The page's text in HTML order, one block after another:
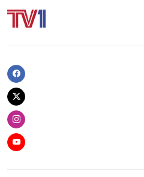
Facebook
Twitter
Instagram
Youtube